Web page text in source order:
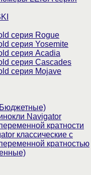
серия Rogue
серия Yosemite
серия Acadia
серия Cascades
серия Mojave
Navigator
кратности
классические с
кратностью